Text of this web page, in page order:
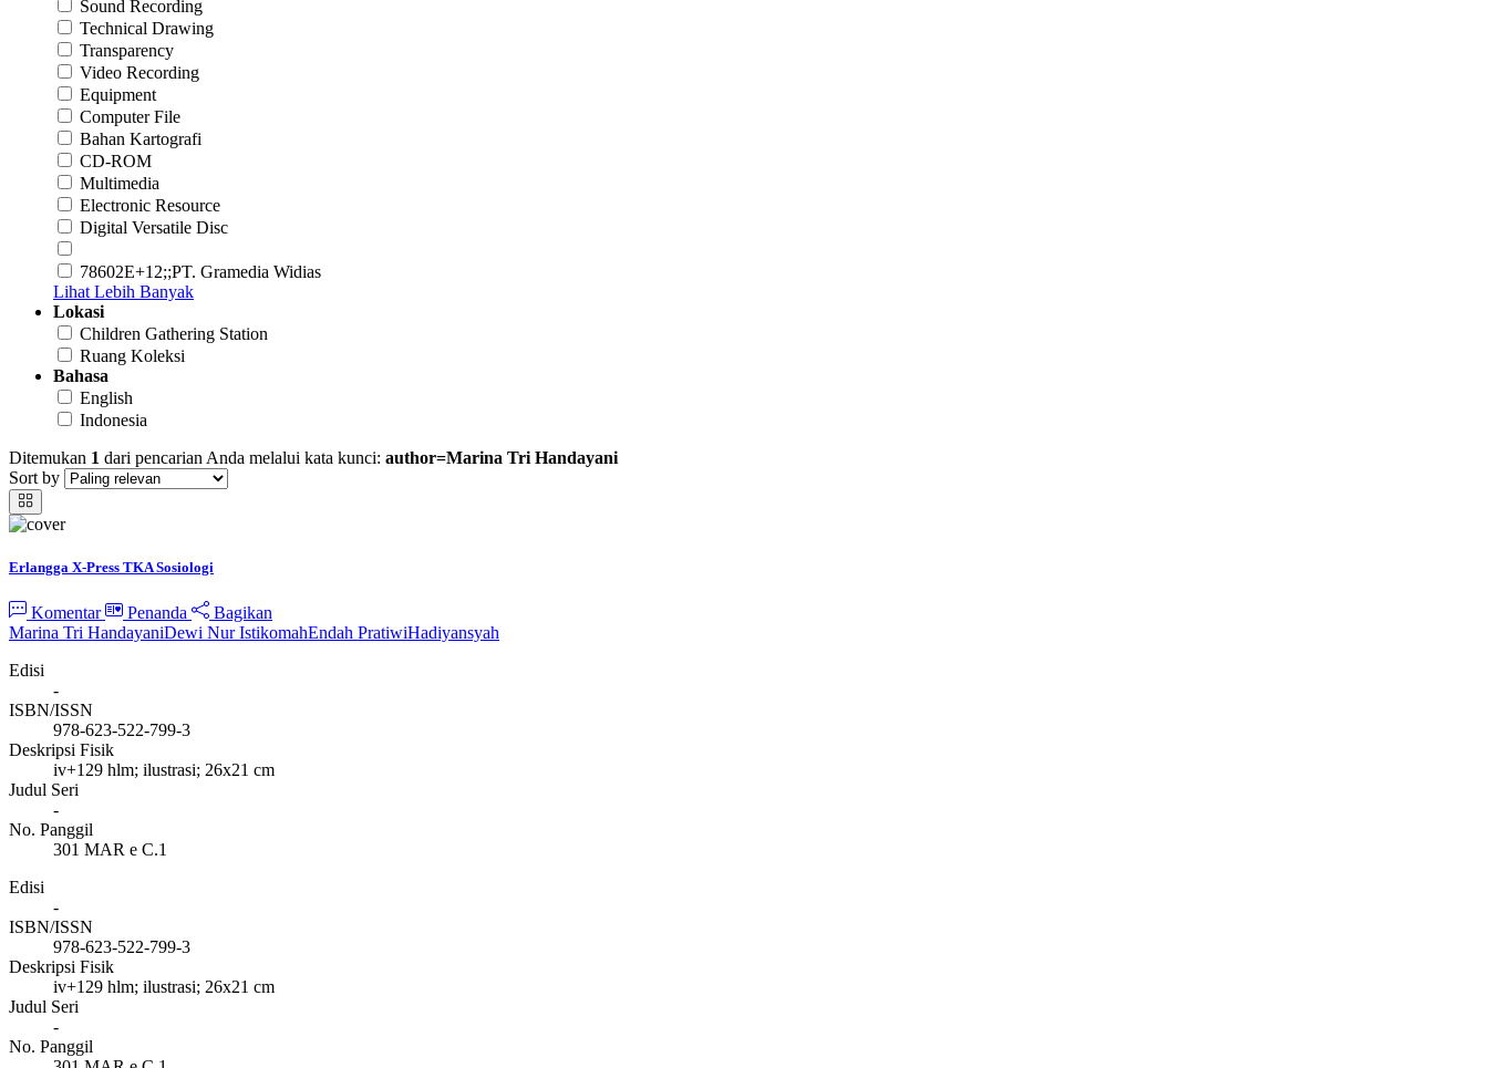
Sound Recording
Technical Drawing
Transparency
Video Recording
Equipment
Computer File
Bahan Kartografi
CD-ROM
Multimedia
Electronic Resource
Digital Versatile Disc
78602E+12;;PT. Gramedia Widias
Lihat Lebih Banyak
Lokasi
Children Gathering Station
Ruang Koleksi
Bahasa
English
Indonesia
Ditemukan 1 dari pencarian Anda melalui kata kunci: author=Marina Tri Handayani
Sort by
Erlangga X-Press TKA Sosiologi
Komentar Penanda
Bagikan
Marina Tri HandayaniDewi Nur IstikomahEndah PratiwiHadiyansyah
Edisi
-
ISBN/ISSN
978-623-522-799-3
Deskripsi Fisik
iv+129 hlm; ilustrasi; 26x21 cm
Judul Seri
-
No. Panggil
301 MAR e C.1
Edisi
-
ISBN/ISSN
978-623-522-799-3
Deskripsi Fisik
iv+129 hlm; ilustrasi; 26x21 cm
Judul Seri
-
No. Panggil